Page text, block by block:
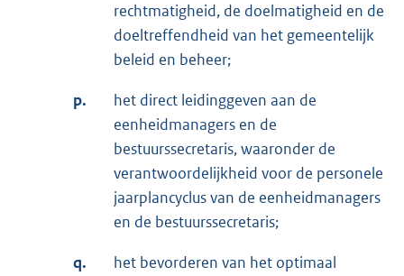
rechtmatigheid, de doelmatigheid en de
doeltreffendheid van het gemeentelijk
beleid en beheer;
p.
het direct leidinggeven aan de
eenheidmanagers en de
bestuurssecretaris, waaronder de
verantwoordelijkheid voor de personele
jaarplancyclus van de eenheidmanagers
en de bestuurssecretaris;
q.
het bevorderen van het optimaal